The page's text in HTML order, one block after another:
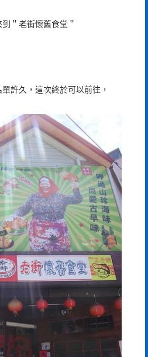
＂老街懷舊食堂＂
許久，這次終於可以前往，